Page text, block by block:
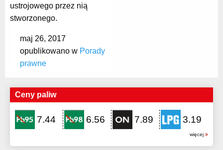
ustrojowego przez nią
stworzonego.
maj 26, 2017
opublikowano w Porady
prawne
Ceny paliw
7.44 6.56 7.89 3.19
więcej